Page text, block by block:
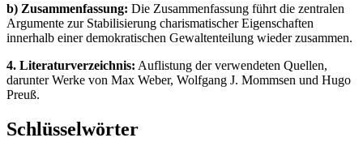
b) Zusammenfassung: Die Zusammenfassung führt die zentralen
Argumente zur Stabilisierung charismatischer Eigenschaften
innerhalb einer demokratischen Gewaltenteilung wieder zusammen.
4. Literaturverzeichnis: Auflistung der verwendeten Quellen,
darunter Werke von Max Weber, Wolfgang J. Mommsen und Hugo
Preuß.
Schlüsselwörter